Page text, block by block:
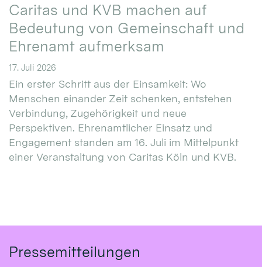
Caritas und KVB machen auf
Bedeutung von Gemeinschaft und
Ehrenamt aufmerksam
17. Juli 2026
Ein erster Schritt aus der Einsamkeit: Wo
Menschen einander Zeit schenken, entstehen
Verbindung, Zugehörigkeit und neue
Perspektiven. Ehrenamtlicher Einsatz und
Engagement standen am 16. Juli im Mittelpunkt
einer Veranstaltung von Caritas Köln und KVB.
Pressemitteilungen